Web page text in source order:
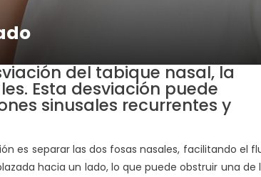
del tabique nasal, la
Esta desviación puede
sinusales recurrentes y
es separar las dos fosas nasales, facilitando el
hacia un lado, lo que puede obstruir una de